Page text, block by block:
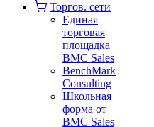
Торгов. сети
Единая
торговая
площадка
BMC Sales
BenchMark
Consulting
Школьная
форма от
BMC Sales